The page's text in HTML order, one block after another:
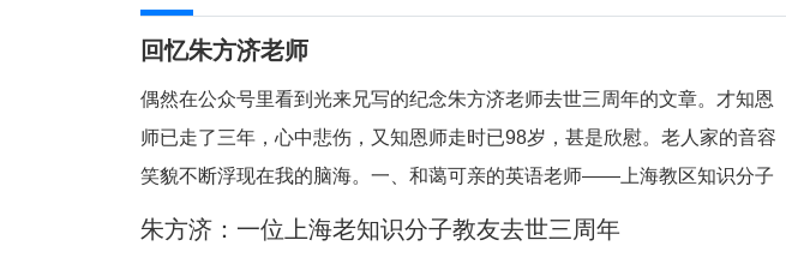
回忆朱方济老师
偶然在公众号里看到光来兄写的纪念朱方济老师去世三周年的文章。才知恩
师已走了三年，心中悲伤，又知恩师走时已98岁，甚是欣慰。老人家的音容
笑貌不断浮现在我的脑海。一、和蔼可亲的英语老师——上海教区知识分子
的典范。老师向来以严肃可怕著称，但朱老留给我的印象是和蔼可亲，永远
朱方济：一位上海老知识分子教友去世三周年